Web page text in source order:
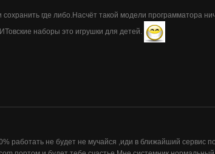
где либо.Насчёт такой модели программатора
наборы это игрушки для детей.
работать не будет не мучайся ,иди в ближайший сервис